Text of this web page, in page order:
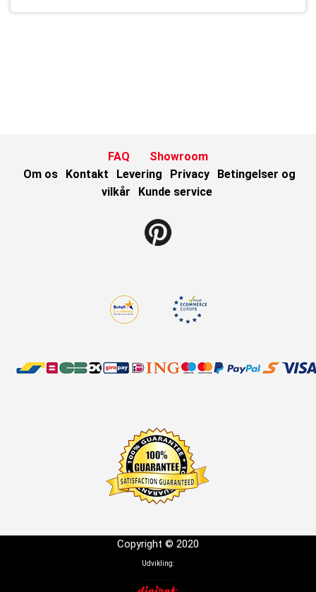
FAQ
Showroom
Om os
Kontakt Levering Privacy
Betingelser og
vilkår
Kunde service
Copyright © 2020
Udvikling: